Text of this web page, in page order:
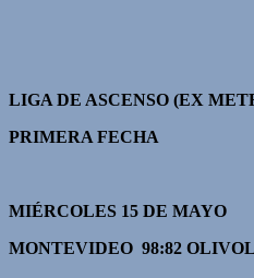
LIGA DE ASCENSO (EX
PRIMERA FECHA
MIÉRCOLES 15 DE MAYO
MONTEVIDEO 98:82